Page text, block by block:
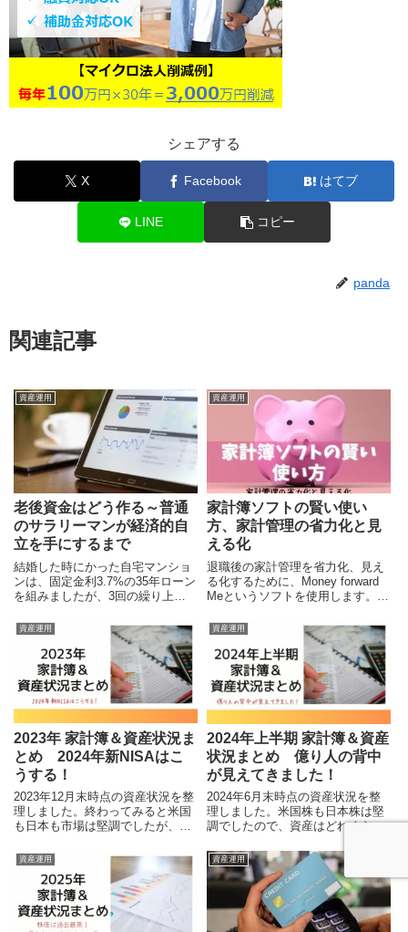
シェアする
X Facebook はてブ
LINE コピー
panda
関連記事
資産運用
老後資金はどう作る～普通
のサラリーマンが経済的自
立を手にするまで
結婚した時にかった自宅マンショ
ンは、固定金利3.7%の35年ローン
を組みましたが、3回の繰り上げ
ら少しずつ投資を始めました。こ
の時は明確な目標はありませんで
したが、毎月資産状況を記録しな
がら投資と節約に励んだわけで
す。
資産運用
家計簿ソフトの賢い使い
方、家計管理の省力化と見
える化
退職後の家計管理を省力化、見え
る化するために、Money forward
Meというソフトを使用します。ま
して、二人で入力・参照できるよ
うにと考えています。また銀行の
口座連携機能による残高の自動照
会、クレジット決済による支出の
自動連係も活用していきます。
資産運用
2023年 家計簿＆資産状況ま
とめ 2024年新NISAはこ
うする！
2023年12月末時点の資産状況を整
理しました。終わってみると米国
も日本も市場は堅調でしたが、さ
たのでしょうか。また2024年の新
NISAの戦略はいかに？
資産運用
2024年上半期 家計簿＆資産
状況まとめ 億り人の背中
が見えてきました！
2024年6月末時点の資産状況を整
理しました。米国株も日本株は堅
調でしたので、資産はどれくらい
末に向けた後半戦の投資戦略とラ
イフスタイルはどう考えるのか？
資産運用 資産運用